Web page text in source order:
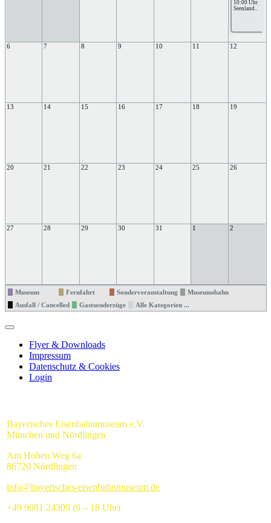
10:00 Uhr
Seenland..
6 7 8 9 10 11 12
13 14 15 16 17 18 19
20 21 22 23 24 25 26
27 28 29 30 31 1 2
Museum Fernfahrt Sonderveranstaltung
Museumsbahn
Ausfall / Cancelled
Gastsonderzüge Alle Kategorien ...
Flyer & Downloads
Impressum
Datenschutz & Cookies
Login
Bayerisches Eisenbahnmuseum e.V.
München und Nördlingen
Am Hohen Weg 6a
86720 Nördlingen
info@bayerisches-eisenbahnmuseum.de
+49 9081 24309 (9 – 18 Uhr)